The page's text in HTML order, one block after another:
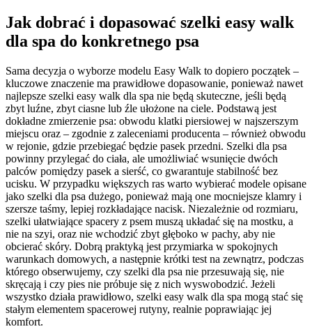
Jak dobrać i dopasować szelki easy walk
dla spa do konkretnego psa
Sama decyzja o wyborze modelu Easy Walk to dopiero początek –
kluczowe znaczenie ma prawidłowe dopasowanie, ponieważ nawet
najlepsze szelki easy walk dla spa nie będą skuteczne, jeśli będą
zbyt luźne, zbyt ciasne lub źle ułożone na ciele. Podstawą jest
dokładne zmierzenie psa: obwodu klatki piersiowej w najszerszym
miejscu oraz – zgodnie z zaleceniami producenta – również obwodu
w rejonie, gdzie przebiegać będzie pasek przedni. Szelki dla psa
powinny przylegać do ciała, ale umożliwiać wsunięcie dwóch
palców pomiędzy pasek a sierść, co gwarantuje stabilność bez
ucisku. W przypadku większych ras warto wybierać modele opisane
jako szelki dla psa dużego, ponieważ mają one mocniejsze klamry i
szersze taśmy, lepiej rozkładające nacisk. Niezależnie od rozmiaru,
szelki ułatwiające spacery z psem muszą układać się na mostku, a
nie na szyi, oraz nie wchodzić zbyt głęboko w pachy, aby nie
obcierać skóry. Dobrą praktyką jest przymiarka w spokojnych
warunkach domowych, a następnie krótki test na zewnątrz, podczas
którego obserwujemy, czy szelki dla psa nie przesuwają się, nie
skręcają i czy pies nie próbuje się z nich wyswobodzić. Jeżeli
wszystko działa prawidłowo, szelki easy walk dla spa mogą stać się
stałym elementem spacerowej rutyny, realnie poprawiając jej
komfort.